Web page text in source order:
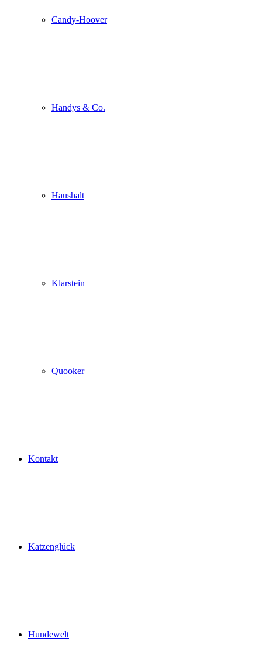
Candy-Hoover
Handys & Co.
Haushalt
Klarstein
Quooker
Kontakt
Katzenglück
Hundewelt